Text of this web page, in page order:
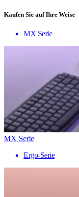
Kaufen Sie auf Ihre Weise
MX Serie
MX Serie
Ergo-Serie